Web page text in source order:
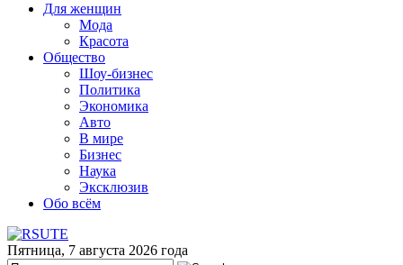
Для женщин
Мода
Красота
Общество
Шоу-бизнес
Политика
Экономика
Авто
В мире
Бизнес
Наука
Эксклюзив
Обо всём
Пятница, 7 августа 2026 года